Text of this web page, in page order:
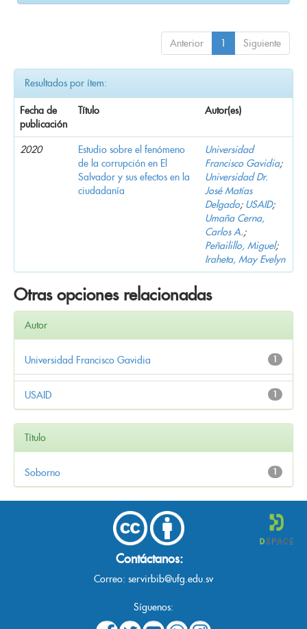
Anterior 1 Siguiente
Resultados por ítem:
Fecha de
publicación
Título Autor(es)
2020
Estudio sobre el fenómeno
de la corrupción en El
Salvador y sus efectos en la
ciudadanía
Universidad
Francisco Gavidia;
Universidad Dr.
José Matías
Delgado; USAID;
Umaña Cerna,
Carlos A.;
Peñailillo, Miguel;
Iraheta, May Evelyn
Otras opciones relacionadas
Autor
1
Universidad Francisco Gavidia
1
USAID
Título
1
Soborno
Contáctanos:
Correo: servirbib@ufg.edu.sv
Síguenos: